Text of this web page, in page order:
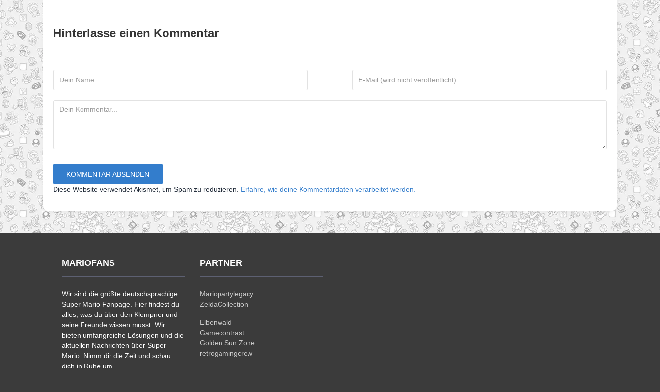
Hinterlasse einen Kommentar
Diese Website verwendet Akismet, um Spam zu reduzieren. Erfahre, wie deine Kommentardaten verarbeitet werden.
MARIOFANS
Wir sind die größte deutschsprachige
Super Mario Fanpage. Hier findest du
alles, was du über den Klempner und
seine Freunde wissen musst. Wir
bieten umfangreiche Lösungen und die
aktuellen Nachrichten über Super
Mario. Nimm dir die Zeit und schau
dich in Ruhe um.
PARTNER
Mariopartylegacy
ZeldaCollection
Elbenwald
Gamecontrast
Golden Sun Zone
retrogamingcrew